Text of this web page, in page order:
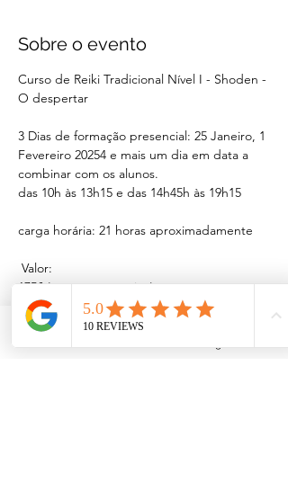
Sobre o evento
Curso de Reiki Tradicional Nível I - Shoden -
O despertar
3 Dias de formação presencial: 25 Janeiro, 1
Fevereiro 20254 e mais um dia em data a
combinar com os alunos.
das 10h às 13h15 e das 14h45h às 19h15
carga horária: 21 horas aproximadamente
Valor:
175€ (pagamento único)
Saiba Mais >